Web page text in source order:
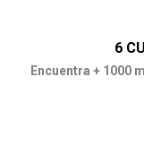
6
Encuentra + 1000